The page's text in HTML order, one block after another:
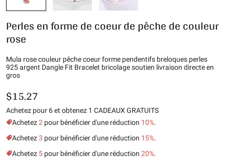
Perles en forme de coeur de pêche de couleur
rose
Mula rose couleur pêche coeur forme pendentifs breloques perles
925 argent Dangle Fit Bracelet bricolage soutien livraison directe en
gros
$15.27
Achetez pour 6 et obtenez 1 CADEAUX GRATUITS
Achetez2 pour bénéficier d'une réduction 10%.
Achetez3 pour bénéficier d'une réduction 15%.
Achetez 5 pour bénéficier d'une réduction 20%.